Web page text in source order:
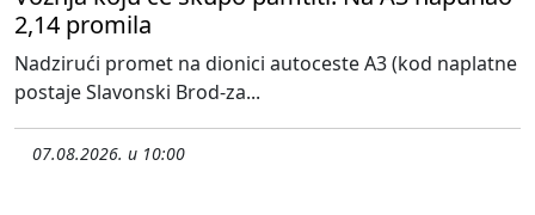
2,14 promila
Nadzirući promet na dionici autoceste A3 (kod naplatne
postaje Slavonski Brod-za...
07.08.2026. u 10:00